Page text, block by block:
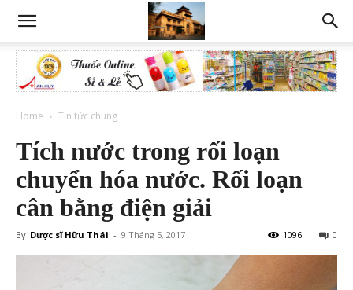
Home Tin tức chung
Tích nước trong rối loạn
chuyển hóa nước. Rối loạn
cân bằng điện giải
By Dược sĩ Hữu Thái - 9 Tháng 5, 2017 0
1096